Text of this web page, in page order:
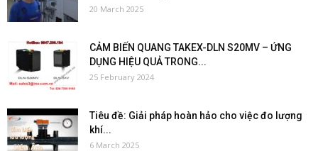
20 March 2025
CẢM BIẾN QUANG TAKEX-DLN S20MV – ỨNG
DỤNG HIỆU QUẢ TRONG...
25 February 2024
Tiêu đề: Giải pháp hoàn hảo cho việc đo lượng
khí...
6 March 2025